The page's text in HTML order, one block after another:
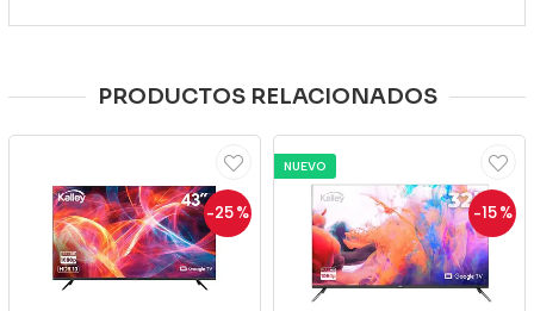
PRODUCTOS RELACIONADOS
-25 %
NUEVO
-15 %